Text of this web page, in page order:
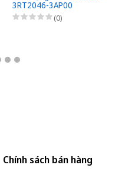
3RT2046-3AP00
(0)
Chính sách bán hàng